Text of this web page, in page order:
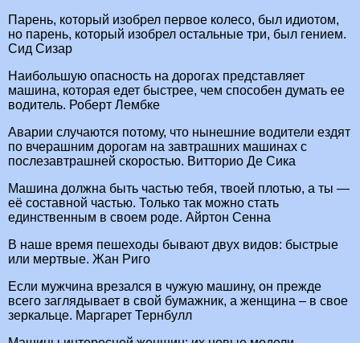
Парень, который изобрел первое колесо, был идиотом,
но парень, который изобрел остальные три, был гением.
Сид Сизар
Наибольшую опасность на дорогах представляет
машина, которая едет быстрее, чем способен думать ее
водитель. Роберт Лембке
Аварии случаются потому, что нынешние водители ездят
по вчерашним дорогам на завтрашних машинах с
послезавтрашней скоростью. Витторио Де Сика
Машина должна быть частью тебя, твоей плотью, а ты —
её составной частью. Только так можно стать
единственным в своем роде. Айртон Сенна
В наше время пешеходы бывают двух видов: быстрые
или мертвые. Жан Риго
Если мужчина врезался в чужую машину, он прежде
всего заглядывает в свой бумажник, а женщина – в свое
зеркальце. Маргарет Тернбулл